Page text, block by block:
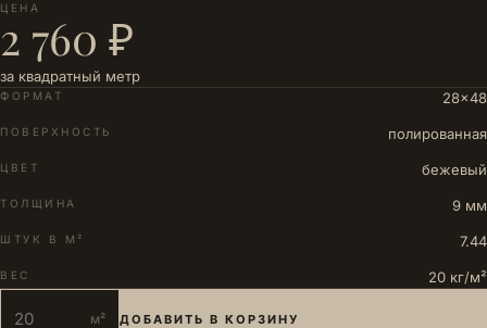
ЦЕНА
2 760 ₽
за квадратный метр
ФОРМАТ 28×48
ПОВЕРХНОСТЬ полированная
ЦВЕТ бежевый
ТОЛЩИНА 9 мм
ШТУК В М² 7.44
ВЕС 20 кг/м²
м² ДОБАВИТЬ В КОРЗИНУ